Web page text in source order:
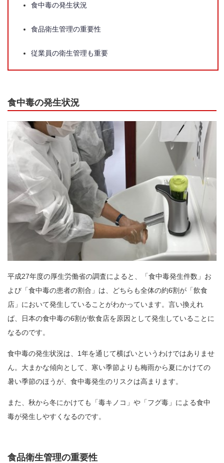
食中毒の発生状況
食品衛生管理の重要性
従業員の衛生管理も重要
食中毒の発生状況
平成27年度の厚生労働省の調査によると、「食中毒発生件数」お
よび「食中毒の患者の割合」は、どちらも全体の約6割が「飲食
店」において発生していることがわかっています。言い換えれ
ば、日本の食中毒の6割が飲食店を原因として発生していることに
なるのです。
食中毒の発生状況は、1年を通じて横ばいというわけではありませ
ん。大まかな傾向として、寒い季節よりも梅雨から夏にかけての
暑い季節のほうが、食中毒発生のリスクは高まります。
また、秋から冬にかけても「毒キノコ」や「フグ毒」による食中
毒が発生しやすくなるのです。
食品衛生管理の重要性